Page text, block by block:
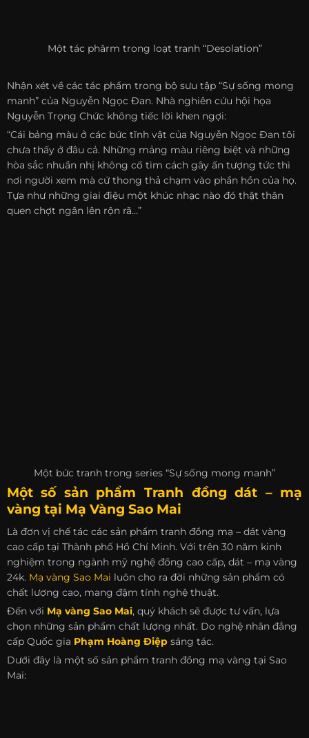
Một tác phârm trong loạt tranh “Desolation”
Nhận xét về các tác phẩm trong bộ sưu tập “Sự sống mong
manh” của Nguyễn Ngọc Đan. Nhà nghiên cứu hội họa
Nguyễn Trọng Chức không tiếc lời khen ngợi:
“Cái bảng màu ở các bức tĩnh vật của Nguyễn Ngọc Đan tôi
chưa thấy ở đâu cả. Những mảng màu riêng biệt và những
hòa sắc nhuần nhị không cố tìm cách gây ấn tượng tức thì
nơi người xem mà cứ thong thả chạm vào phần hồn của họ.
Tựa như những giai điệu một khúc nhạc nào đó thật thân
quen chợt ngân lên rộn rã…”
Một bức tranh trong series “Sự sống mong manh”
Một số sản phẩm Tranh đồng dát – mạ
vàng tại Mạ Vàng Sao Mai
Là đơn vị chế tác các sản phẩm tranh đồng mạ – dát vàng
cao cấp tại Thành phố Hồ Chí Minh. Với trên 30 năm kinh
nghiệm trong ngành mỹ nghệ đồng cao cấp, dát – mạ vàng
24k. Mạ vàng Sao Mai luôn cho ra đời những sản phẩm có
chất lượng cao, mang đậm tính nghệ thuật.
Đến với Mạ vàng Sao Mai, quý khách sẽ được tư vấn, lựa
chọn những sản phẩm chất lượng nhất. Do nghệ nhân đẳng
cấp Quốc gia Phạm Hoàng Điệpsáng tác.
Dưới đây là một số sản phẩm tranh đồng mạ vàng tại Sao
Mai: